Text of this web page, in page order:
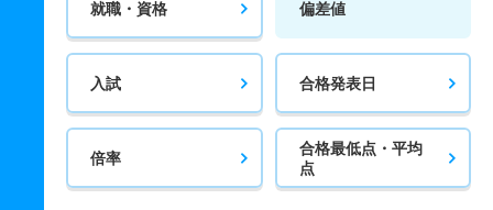
就職・資格 偏差値
入試 合格発表日
倍率
合格最低点・平均
点